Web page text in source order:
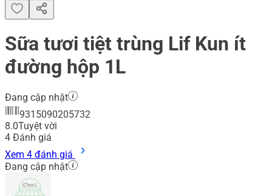
Sữa tươi tiệt trùng Lif Kun ít
đường hộp 1L
Đang cập nhật
9315090205732
8.0Tuyệt vời
4 Đánh giá
Xem 4 đánh giá
Đang cập nhật